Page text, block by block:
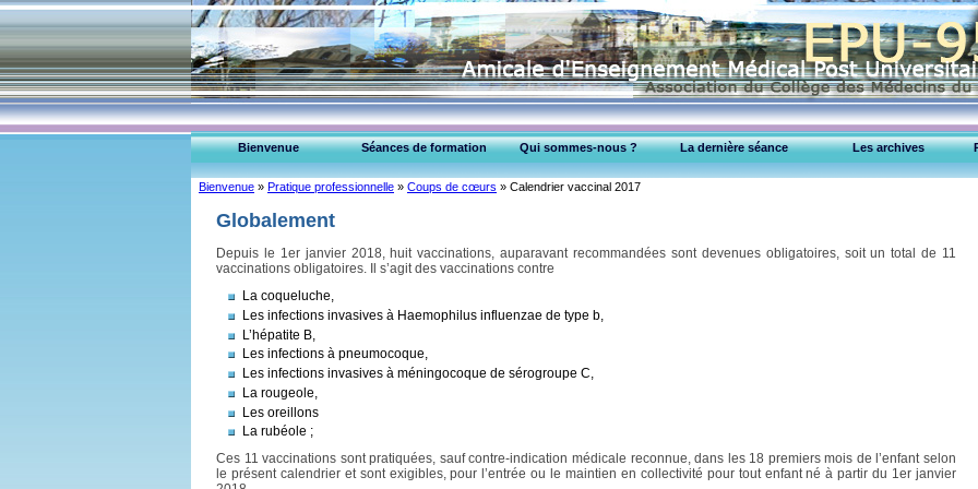
Bienvenue » Pratique professionnelle » Coups de cœurs » Calendrier vaccinal 2017
Globalement
Depuis le 1er janvier 2018, huit vaccinations, auparavant recommandées sont devenues obligatoires, soit un total de 11
vaccinations obligatoires. Il s’agit des vaccinations contre
La coqueluche,
Les infections invasives à Haemophilus influenzae de type b,
L’hépatite B,
Les infections à pneumocoque,
Les infections invasives à méningocoque de sérogroupe C,
La rougeole,
Les oreillons
La rubéole ;
Ces 11 vaccinations sont pratiquées, sauf contre-indication médicale reconnue, dans les 18 premiers mois de l’enfant selon
le présent calendrier et sont exigibles, pour l’entrée ou le maintien en collectivité pour tout enfant né à partir du 1er janvier
Bienvenue Séances de formation
Qui sommes-nous ?
EPU-95 Montmorency
La dernière séance
Les archives
Cardiologie
Rhumatologie & Orthopédie